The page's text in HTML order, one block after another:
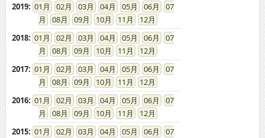
2019: 01 02 03 04 05 06
07
08
09 10 11
12
2018: 01 02 03 04 05 06
07
08
09 10 11
12
2017: 01 02 03 04 05 06
07
08
09 10 11
12
2016: 01 02 03 04 05 06
07
08
09 10 11
12
2015: 01 02 03 04 05 06
07